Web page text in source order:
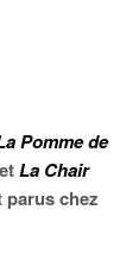
Pomme de
La Chair
parus chez